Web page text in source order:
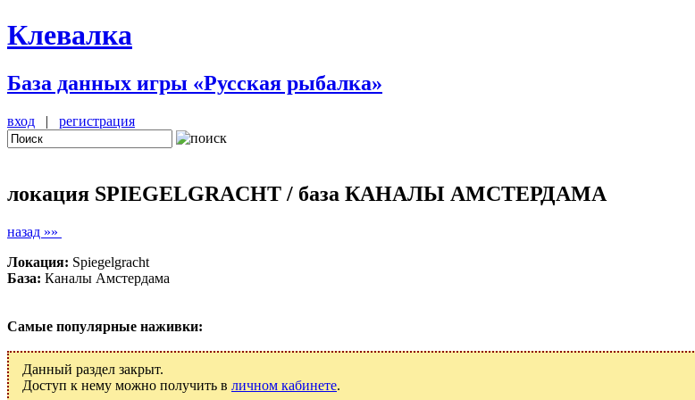
Клевалка
База данных игры «Русская рыбалка»
вход | регистрация
локация SPIEGELGRACHT / база КАНАЛЫ АМСТЕРДАМА
назад »»
Локация: Spiegelgracht
База: Каналы Амстердама
Самые популярные наживки:
Данный раздел закрыт.
Доступ к нему можно получить в личном кабинете.